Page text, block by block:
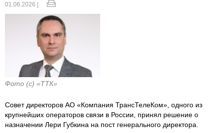
01.06.2026 |
Фото (с) «ТТК»
Совет директоров АО «Компания ТрансТелеКом», одного из
крупнейших операторов связи в России, принял решение о
назначении Лери Губкина на пост генерального директора.